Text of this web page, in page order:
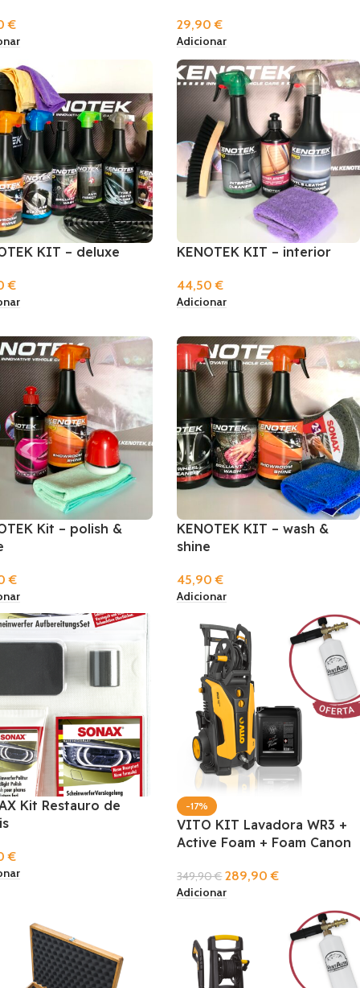
€ 29,90€
Adicionar
KIT – deluxe
€
KENOTEK KIT – interior
44,50€
Adicionar
Kit – polish &
€
KENOTEK KIT – wash &
shine
45,90€
Adicionar
Kit Restauro de
€
-17%
VITO KIT Lavadora WR3 +
Active Foam + Foam Canon
349,90€ 289,90€
Adicionar